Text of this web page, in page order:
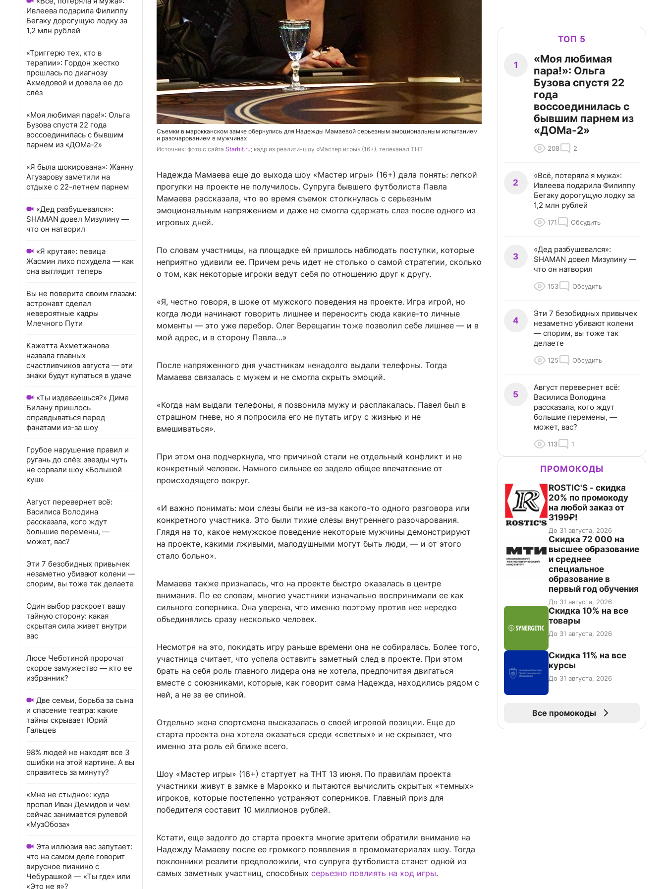
Ивлеева подарила Филиппу
Бегаку дорогущую лодку за
1,2 млн рублей
«Триггерю тех, кто в
терапии»: Гордон жестко
прошлась по диагнозу
Ахмедовой и довела ее до
слёз
«Моя любимая пара!»: Ольга
Бузова спустя 22 года
воссоединилась с бывшим
парнем из «ДОМа-2»
«Я была шокирована»: Жанну
Агузарову заметили на
отдыхе с 22-летнем парнем
«Дед разбушевался»:
SHAMAN довел Мизулину —
что он натворил
«Я крутая»: певица
Жасмин лихо похудела — как
она выглядит теперь
Вы не поверите своим глазам:
астронавт сделал
невероятные кадры
Млечного Пути
Кажетта Ахметжанова
назвала главных
счастливчиков августа — эти
знаки будут купаться в удаче
«Ты издеваешься?» Диме
Билану пришлось
оправдываться перед
фанатами из-за шоу
Грубое нарушение правил и
ругань до слёз: звезды чуть
не сорвали шоу «Большой
куш»
Август перевернет всё:
Василиса Володина
рассказала, кого ждут
большие перемены, —
может, вас?
Эти 7 безобидных привычек
незаметно убивают колени —
спорим, вы тоже так делаете
Один выбор раскроет вашу
тайную сторону: какая
скрытая сила живет внутри
вас
Люсе Чеботиной пророчат
скорое замужество — кто ее
избранник?
Две семьи, борьба за сына
и спасение театра: какие
тайны скрывает Юрий
Гальцев
98% людей не находят все 3
ошибки на этой картине. А вы
справитесь за минуту?
«Мне не стыдно»: куда
пропал Иван Демидов и чем
сейчас занимается рулевой
«МузОбоза»
Эта иллюзия вас запутает:
что на самом деле говорит
вирусное пианино с
Чебурашкой — «Ты где» или
«Это не я»?
Съемки в марокканском замке обернулись для Надежды Мамаевой серьезным эмоциональным испытанием
и разочарованием в мужчинах
Источник: фото с сайта Starhit.ru; кадр из реалити-шоу «Мастер игры» (16+), телеканал ТНТ
Надежда Мамаева еще до выхода шоу «Мастер игры» (16+) дала понять: легкой
прогулки на проекте не получилось. Супруга бывшего футболиста Павла
Мамаева рассказала, что во время съемок столкнулась с серьезным
эмоциональным напряжением и даже не смогла сдержать слез после одного из
игровых дней.
По словам участницы, на площадке ей пришлось наблюдать поступки, которые
неприятно удивили ее. Причем речь идет не столько о самой стратегии, сколько
о том, как некоторые игроки ведут себя по отношению друг к другу.
«Я, честно говоря, в шоке от мужского поведения на проекте. Игра игрой, но
когда люди начинают говорить лишнее и переносить сюда какие-то личные
моменты — это уже перебор. Олег Верещагин тоже позволил себе лишнее — и в
мой адрес, и в сторону Павла…»
После напряженного дня участникам ненадолго выдали телефоны. Тогда
Мамаева связалась с мужем и не смогла скрыть эмоций.
«Когда нам выдали телефоны, я позвонила мужу и расплакалась. Павел был в
страшном гневе, но я попросила его не путать игру с жизнью и не
вмешиваться».
При этом она подчеркнула, что причиной стали не отдельный конфликт и не
конкретный человек. Намного сильнее ее задело общее впечатление от
происходящего вокруг.
«И важно понимать: мои слезы были не из-за какого-то одного разговора или
конкретного участника. Это были тихие слезы внутреннего разочарования.
Глядя на то, какое немужское поведение некоторые мужчины демонстрируют
на проекте, какими лживыми, малодушными могут быть люди, — и от этого
стало больно».
Мамаева также призналась, что на проекте быстро оказалась в центре
внимания. По ее словам, многие участники изначально воспринимали ее как
сильного соперника. Она уверена, что именно поэтому против нее нередко
объединялись сразу несколько человек.
Несмотря на это, покидать игру раньше времени она не собиралась. Более того,
участница считает, что успела оставить заметный след в проекте. При этом
брать на себя роль главного лидера она не хотела, предпочитая двигаться
вместе с союзниками, которые, как говорит сама Надежда, находились рядом с
ней, а не за ее спиной.
Отдельно жена спортсмена высказалась о своей игровой позиции. Еще до
старта проекта она хотела оказаться среди «светлых» и не скрывает, что
именно эта роль ей ближе всего.
Шоу «Мастер игры» (16+) стартует на ТНТ 13 июня. По правилам проекта
участники живут в замке в Марокко и пытаются вычислить скрытых «темных»
игроков, которые постепенно устраняют соперников. Главный приз для
победителя составит 10 миллионов рублей.
Кстати, еще задолго до старта проекта многие зрители обратили внимание на
Надежду Мамаеву после ее громкого появления в промоматериалах шоу. Тогда
поклонники реалити предположили, что супруга футболиста станет одной из
самых заметных участниц, способных серьезно повлиять на ход игры.
ТОП 5
1
«Моя любимая
пара!»: Ольга
Бузова спустя 22
года
воссоединилась с
бывшим парнем из
«ДОМа-2»
208 2
2
«Всё, потеряла я мужа»:
Ивлеева подарила Филиппу
Бегаку дорогущую лодку за
1,2 млн рублей
171 Обсудить
3
«Дед разбушевался»:
SHAMAN довел Мизулину —
что он натворил
153 Обсудить
4
Эти 7 безобидных привычек
незаметно убивают колени
— спорим, вы тоже так
делаете
125 Обсудить
5
Август перевернет всё:
Василиса Володина
рассказала, кого ждут
большие перемены, —
может, вас?
113 1
ПРОМОКОДЫ
ROSTIC'S - скидка
20% по промокоду
на любой заказ от
3199₽!
До 31 августа, 2026
Скидка 72 000 на
высшее образование
и среднее
специальное
образование в
первый год обучения
До 31 августа, 2026
Скидка 10% на все
товары
До 31 августа, 2026
Скидка 11% на все
курсы
До 31 августа, 2026
Все промокоды